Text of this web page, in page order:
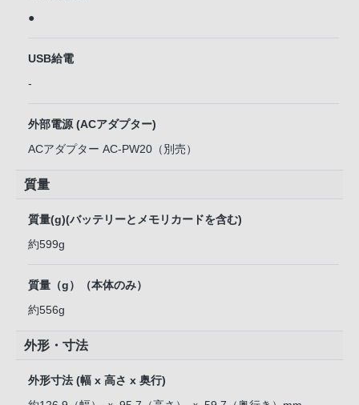
●
USB給電
-
外部電源 (ACアダプター)
ACアダプター AC-PW20（別売）
質量
質量(g)(バッテリーとメモリカードを含む)
約599g
質量（g）（本体のみ）
約556g
外形・寸法
外形寸法 (幅 x 高さ x 奥行)